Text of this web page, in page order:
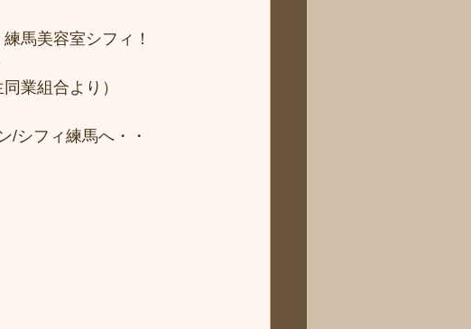
馬美容室シフィ！
業組合より）
/シフィ練馬へ・・